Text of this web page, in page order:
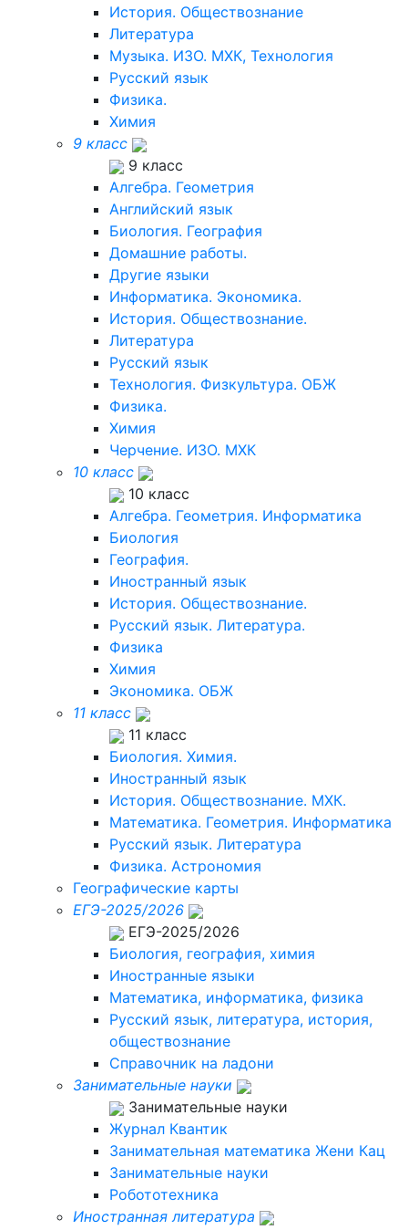
История. Обществознание
Литература
Музыка. ИЗО. МХК, Технология
Русский язык
Физика.
Химия
9 класс
9 класс
Алгебра. Геометрия
Английский язык
Биология. География
Домашние работы.
Другие языки
Информатика. Экономика.
История. Обществознание.
Литература
Русский язык
Технология. Физкультура. ОБЖ
Физика.
Химия
Черчение. ИЗО. МХК
10 класс
10 класс
Алгебра. Геометрия. Информатика
Биология
География.
Иностранный язык
История. Обществознание.
Русский язык. Литература.
Физика
Химия
Экономика. ОБЖ
11 класс
11 класс
Биология. Химия.
Иностранный язык
История. Обществознание. МХК.
Математика. Геометрия. Информатика
Русский язык. Литература
Физика. Астрономия
Географические карты
ЕГЭ-2025/2026
ЕГЭ-2025/2026
Биология, география, химия
Иностранные языки
Математика, информатика, физика
Русский язык, литература, история,
обществознание
Справочник на ладони
Занимательные науки
Занимательные науки
Журнал Квантик
Занимательная математика Жени Кац
Занимательные науки
Робототехника
Иностранная литература